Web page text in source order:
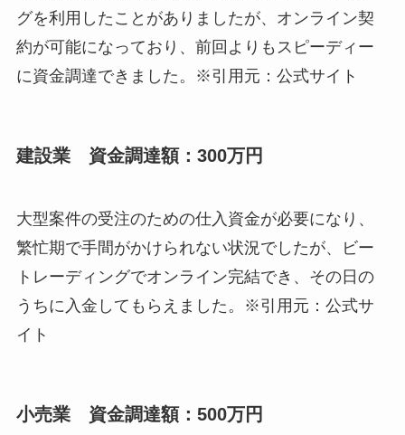
グを利用したことがありましたが、オンライン契
約が可能になっており、前回よりもスピーディー
に資金調達できました。※引用元：公式サイト
建設業 資金調達額：300万円
大型案件の受注のための仕入資金が必要になり、
繁忙期で手間がかけられない状況でしたが、ビー
トレーディングでオンライン完結でき、その日の
うちに入金してもらえました。※引用元：公式サ
イト
小売業 資金調達額：500万円